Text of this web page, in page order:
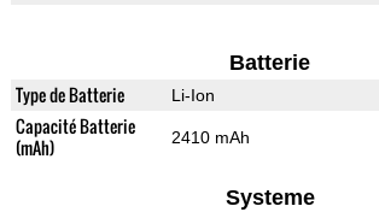
Batterie
Type de Batterie Li-Ion
Capacité Batterie
(mAh)
2410 mAh
Systeme